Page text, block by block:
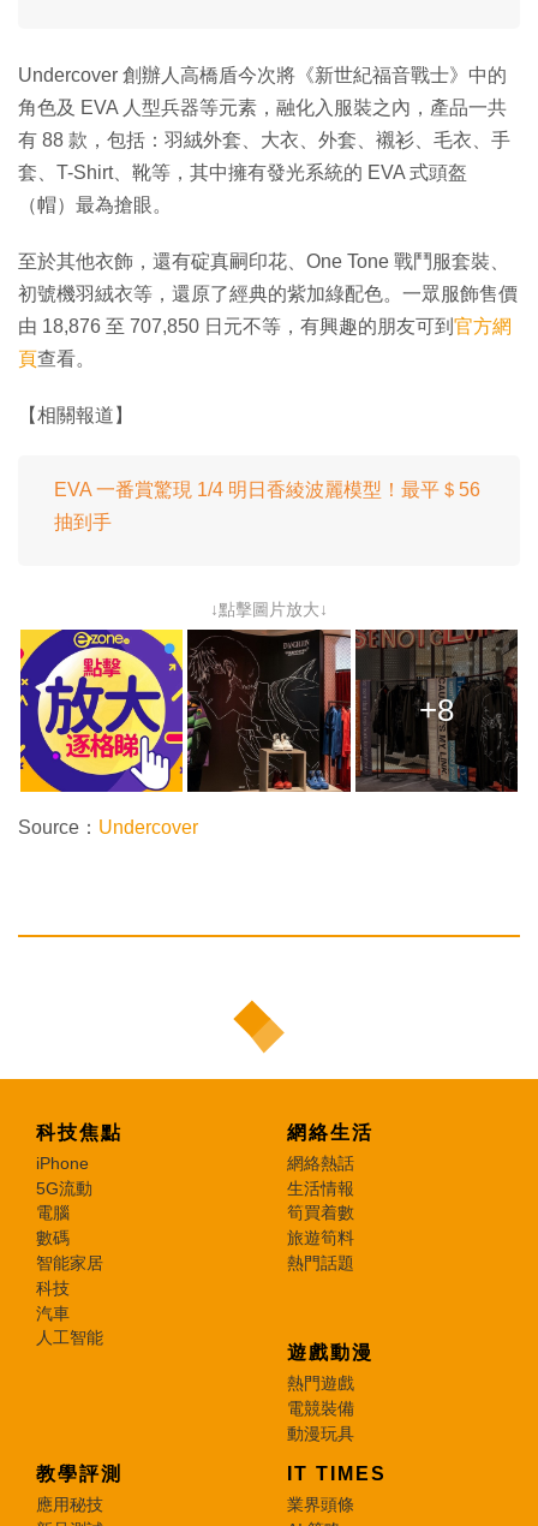
Undercover 創辦人高橋盾今次將《新世紀福音戰士》中的
角色及 EVA 人型兵器等元素，融化入服裝之內，產品一共
有 88 款，包括：羽絨外套、大衣、外套、襯衫、毛衣、手
套、T-Shirt、靴等，其中擁有發光系統的 EVA 式頭盔
（帽）最為搶眼。
至於其他衣飾，還有碇真嗣印花、One Tone 戰鬥服套裝、
初號機羽絨衣等，還原了經典的紫加綠配色。一眾服飾售價
由 18,876 至 707,850 日元不等，有興趣的朋友可到 官方網
頁查看。
【相關報道】
EVA 一番賞驚現 1/4 明日香綾波麗模型！最平＄56
抽到手
↓點擊圖片放大↓
+8
Source： Undercover
科技焦點
iPhone
5G流動
電腦
數碼
智能家居
科技
汽車
人工智能
網絡生活
網絡熱話
生活情報
筍買着數
旅遊筍料
熱門話題
遊戲動漫
熱門遊戲
電競裝備
動漫玩具
教學評測
應用秘技
IT TIMES
業界頭條